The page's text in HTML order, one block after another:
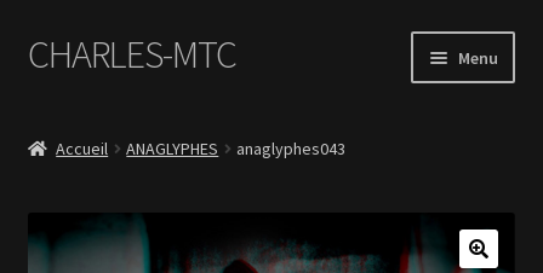
Aller
à
navigation
Aller
au
CHARLES-MTC Menu
Le Book Portfolio
Accueil ANAGLYPHES anaglyphes043